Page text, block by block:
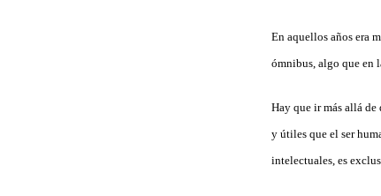
En aquellos años era
ómnibus, algo que en
Hay que ir más allá
y útiles que el ser
intelectuales, es